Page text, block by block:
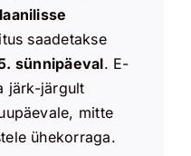
saadetakse
sünnipäeval. E-
järk-järgult
mitte
ühekorraga.